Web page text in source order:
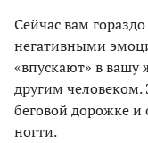
Сейчас вам
негативными
«впускают» в
другим человеком.
беговой дорожке
ногти.